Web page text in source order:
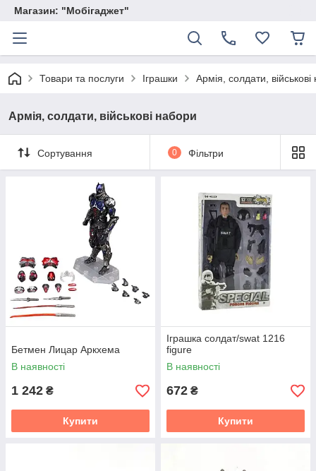
Магазин: "Мобігаджет"
Товари та послуги Іграшки Армія, солдати,
Армія, солдати, військові набори
Сортування 0 Фільтри
Бетмен Лицар Аркхема
В наявності
1 242 ₴
Купити
Іграшка солдат/swat 1216
figure
В наявності
672 ₴
Купити